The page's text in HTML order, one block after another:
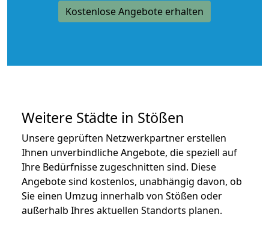
Kostenlose Angebote erhalten
Weitere Städte in Stößen
Unsere geprüften Netzwerkpartner erstellen
Ihnen unverbindliche Angebote, die speziell auf
Ihre Bedürfnisse zugeschnitten sind. Diese
Angebote sind kostenlos, unabhängig davon, ob
Sie einen Umzug innerhalb von Stößen oder
außerhalb Ihres aktuellen Standorts planen.